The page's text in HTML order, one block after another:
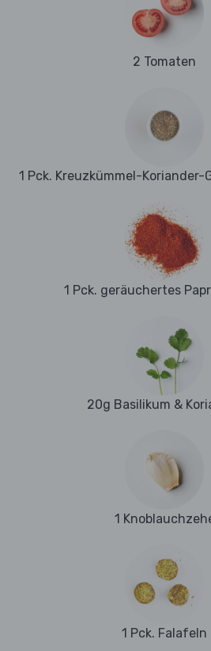
2 Tomaten
1 Pck. Kreuzkümmel-
1 Pck. geräuchertes
20g Basilikum &
1
1 Pck. Falafeln